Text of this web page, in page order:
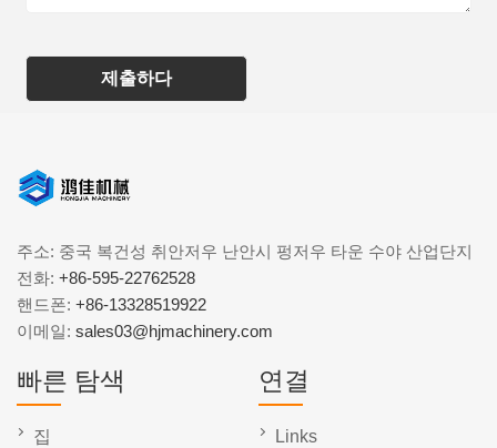
제출하다
주소: 중국 복건성 취안저우 난안시 펑저우 타운 수야 산업단지
전화: +86-595-22762528
핸드폰: +86-13328519922
이메일: sales03@hjmachinery.com
빠른 탐색
집
연결
Links